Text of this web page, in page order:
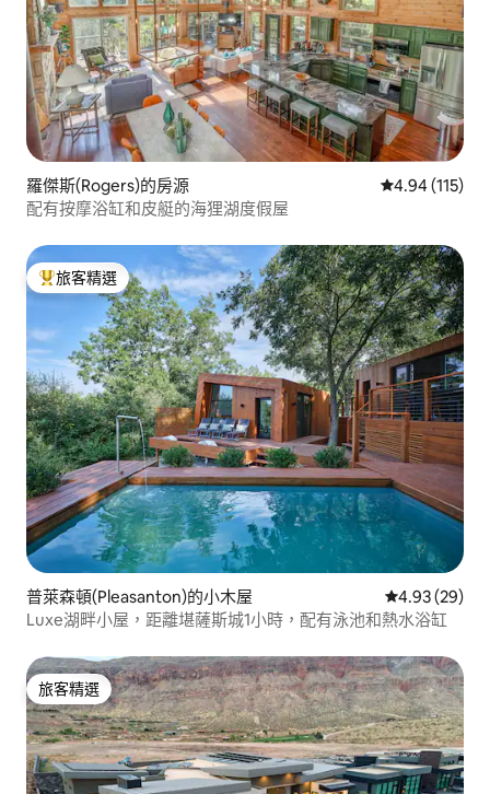
羅傑斯(Rogers)的房源 從 115 則評價
4.94 (115)
配有按摩浴缸和皮艇的海狸湖度假屋
旅客精選榜首
旅客精選
普萊森頓(Pleasanton)的小木屋 從 29 則評價
4.93 (29)
Luxe湖畔小屋，距離堪薩斯城1小時，配有泳池和熱水浴缸
旅客精選
旅客精選